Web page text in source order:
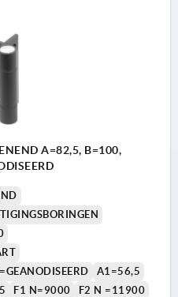
A=82,5, B=100,
A1=56,5
F1 N=9000 F2 N =11900